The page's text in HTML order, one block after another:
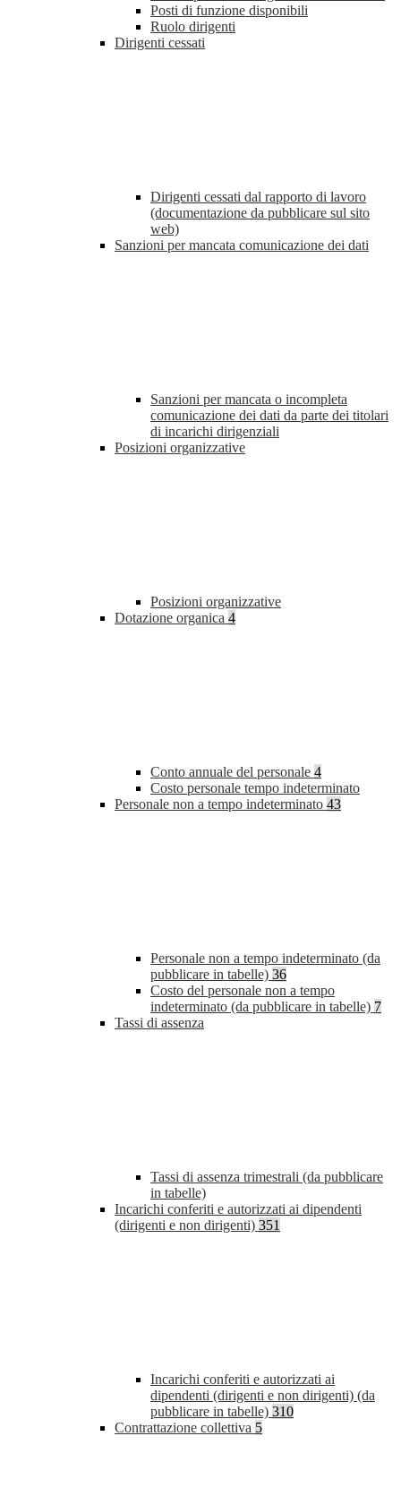
Posti di funzione disponibili
Ruolo dirigenti
Dirigenti cessati
Dirigenti cessati dal rapporto di lavoro
(documentazione da pubblicare sul sito
web)
Sanzioni per mancata comunicazione dei dati
Sanzioni per mancata o incompleta
comunicazione dei dati da parte dei titolari
di incarichi dirigenziali
Posizioni organizzative
Posizioni organizzative
Dotazione organica 4
Conto annuale del personale 4
Costo personale tempo indeterminato
Personale non a tempo indeterminato 43
Personale non a tempo indeterminato (da
pubblicare in tabelle) 36
Costo del personale non a tempo
indeterminato (da pubblicare in tabelle) 7
Tassi di assenza
Tassi di assenza trimestrali (da pubblicare
in tabelle)
Incarichi conferiti e autorizzati ai dipendenti
(dirigenti e non dirigenti) 351
Incarichi conferiti e autorizzati ai
dipendenti (dirigenti e non dirigenti) (da
pubblicare in tabelle) 310
Contrattazione collettiva 5